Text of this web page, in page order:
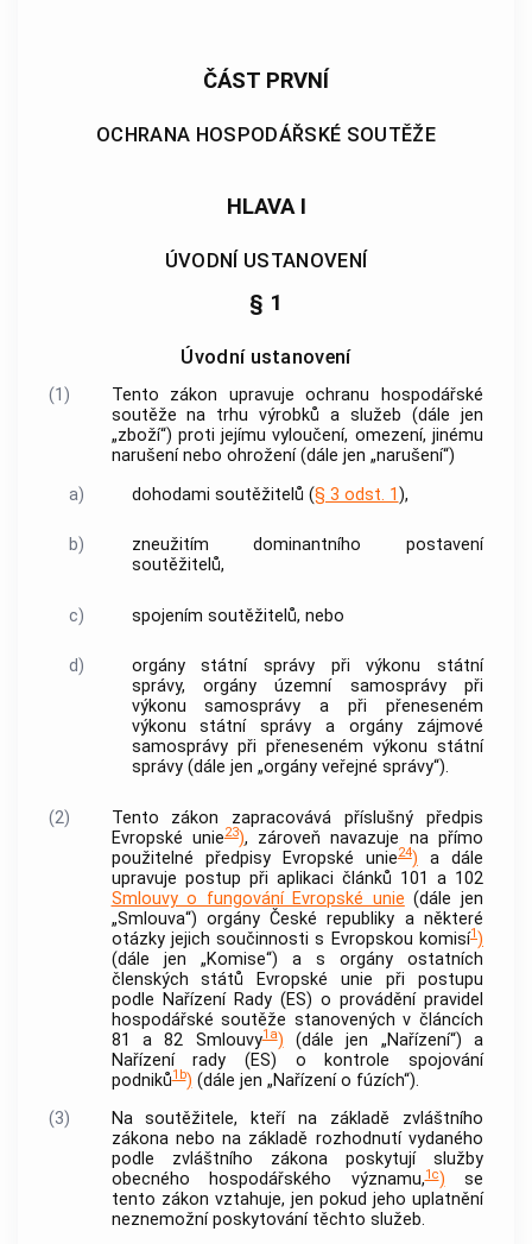
ČÁST PRVNÍ
OCHRANA HOSPODÁŘSKÉ SOUTĚŽE
HLAVA I
ÚVODNÍ USTANOVENÍ
§ 1
Úvodní ustanovení
(1)
Tento zákon upravuje ochranu hospodářské
soutěže na trhu výrobků a služeb (dále jen
„zboží“) proti jejímu vyloučení, omezení, jinému
narušení nebo ohrožení (dále jen „narušení“)
a)
dohodami soutěžitelů (§ 3 odst. 1),
b)
zneužitím dominantního postavení
soutěžitelů,
c) spojením soutěžitelů, nebo
d)
orgány státní správy při výkonu státní
správy, orgány územní samosprávy při
výkonu samosprávy a při přeneseném
výkonu státní správy a orgány zájmové
samosprávy při přeneseném výkonu státní
správy (dále jen „orgány veřejné správy“).
(2)
Tento zákon zapracovává příslušný předpis
Evropské unie23), zároveň navazuje na přímo
použitelné předpisy Evropské unie24) a dále
upravuje postup při aplikaci článků 101 a 102
Smlouvy o fungování Evropské unie (dále jen
„Smlouva“) orgány České republiky a některé
otázky jejich součinnosti s Evropskou komisí1)
(dále jen „Komise“) a s orgány ostatních
členských států Evropské unie při postupu
podle Nařízení Rady (ES) o provádění pravidel
hospodářské soutěže stanovených v článcích
81 a 82 Smlouvy1a) (dále jen „Nařízení“) a
Nařízení rady (ES) o kontrole spojování
podniků1b) (dále jen „Nařízení o fúzích“).
(3)
Nasoutěžitele, kteří na základě zvláštního
zákona nebo na základě rozhodnutí vydaného
podle zvláštního zákona poskytují služby
obecného hospodářského významu,1c) se
tento zákon vztahuje, jen pokud jeho uplatnění
neznemožní poskytování těchto služeb.